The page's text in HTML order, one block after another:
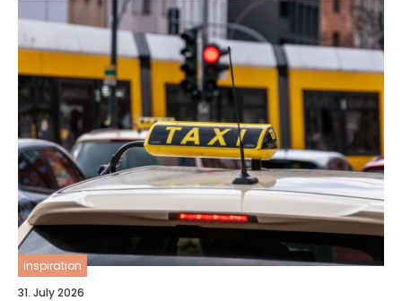
inspiration
31. July 2026